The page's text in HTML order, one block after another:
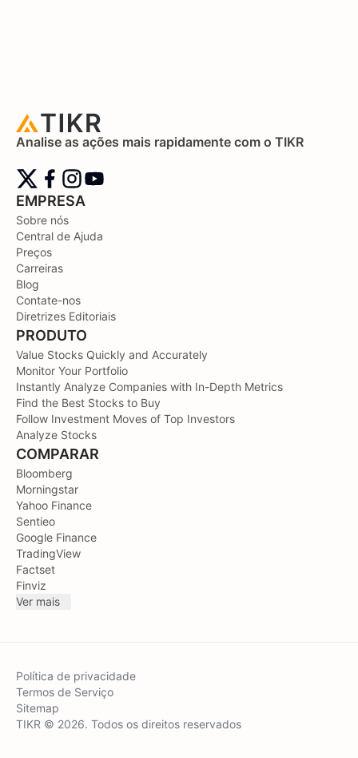
Analise as ações mais rapidamente com o TIKR
EMPRESA
Sobre nós
Central de Ajuda
Preços
Carreiras
Blog
Contate-nos
Diretrizes Editoriais
PRODUTO
Value Stocks Quickly and Accurately
Monitor Your Portfolio
Instantly Analyze Companies with In-Depth Metrics
Find the Best Stocks to Buy
Follow Investment Moves of Top Investors
Analyze Stocks
COMPARAR
Bloomberg
Morningstar
Yahoo Finance
Sentieo
Google Finance
TradingView
Factset
Finviz
Ver mais
Política de privacidade
Termos de Serviço
Sitemap
TIKR © 2026. Todos os direitos reservados